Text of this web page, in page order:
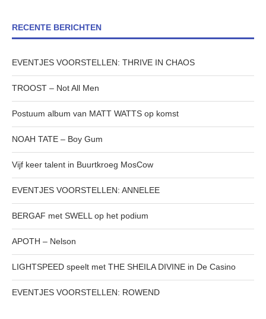
RECENTE BERICHTEN
EVENTJES VOORSTELLEN: THRIVE IN CHAOS
TROOST – Not All Men
Postuum album van MATT WATTS op komst
NOAH TATE – Boy Gum
Vijf keer talent in Buurtkroeg MosCow
EVENTJES VOORSTELLEN: ANNELEE
BERGAF met SWELL op het podium
APOTH – Nelson
LIGHTSPEED speelt met THE SHEILA DIVINE in De Casino
EVENTJES VOORSTELLEN: ROWEND